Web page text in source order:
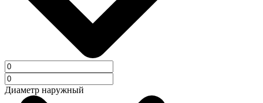
Диаметр наружный